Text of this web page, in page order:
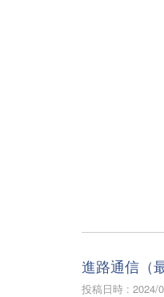
進路通信（
投稿日時 : 2024/